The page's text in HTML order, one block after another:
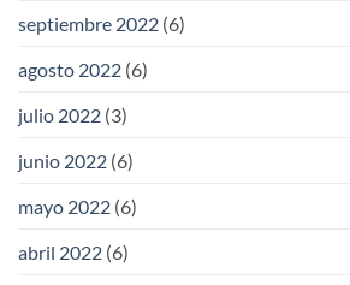
septiembre 2022 (6)
agosto 2022 (6)
julio 2022 (3)
junio 2022 (6)
mayo 2022 (6)
abril 2022 (6)